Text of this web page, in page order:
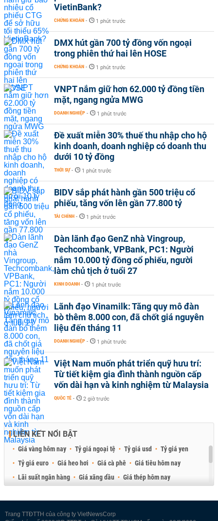
VietinBank?
CHỨNG KHOÁN - 1 phút trước
DMX hút gần 700 tỷ đồng vốn ngoại
trong phiên thứ hai lên HOSE
CHỨNG KHOÁN - 1 phút trước
VNPT nắm giữ hơn 62.000 tỷ đồng tiền
mặt, ngang ngửa MWG
DOANH NGHIỆP - 1 phút trước
Đề xuất miễn 30% thuế thu nhập cho hộ
kinh doanh, doanh nghiệp có doanh thu
dưới 10 tỷ đồng
THỜI SỰ - 1 phút trước
BIDV sắp phát hành gần 500 triệu cổ
phiếu, tăng vốn lên gần 77.800 tỷ
TÀI CHÍNH - 1 phút trước
Dàn lãnh đạo GenZ nhà Vingroup,
Techcombank, VPBank, PC1: Người
nắm 10.000 tỷ đồng cổ phiếu, người
làm chủ tịch ở tuổi 27
KINH DOANH - 1 phút trước
Lãnh đạo Vinamilk: Tăng quy mô đàn
bò thêm 8.000 con, đã chốt giá nguyên
liệu đến tháng 11
DOANH NGHIỆP - 1 phút trước
Việt Nam muốn phát triển quỹ hưu trí:
Từ tiết kiệm gia đình thành nguồn cấp
vốn dài hạn và kinh nghiệm từ Malaysia
QUỐC TẾ - 2 giờ trước
LIÊN KẾT NỔI BẬT
Giá vàng hôm nay Tỷ giá ngoại tệ Tỷ giá usd
Tỷ giá yen
Tỷ giá euro
Giá heo hơi Giá cà phê
Giá tiêu hôm nay
Lãi suất ngân hàng
Giá xăng dầu
Giá thép hôm nay
Trang TTĐTTH của công ty VietNewsCorp